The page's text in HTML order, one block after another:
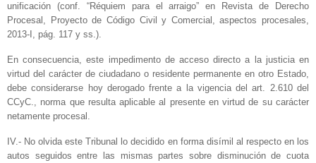
unificación (conf. “Réquiem para el arraigo” en Revista de Derecho
Procesal, Proyecto de Código Civil y Comercial, aspectos procesales,
2013-I, pág. 117 y ss.).
En consecuencia, este impedimento de acceso directo a la justicia en
virtud del carácter de ciudadano o residente permanente en otro Estado,
debe considerarse hoy derogado frente a la vigencia del art. 2.610 del
CCyC., norma que resulta aplicable al presente en virtud de su carácter
netamente procesal.
IV.- No olvida este Tribunal lo decidido en forma disímil al respecto en los
autos seguidos entre las mismas partes sobre disminución de cuota